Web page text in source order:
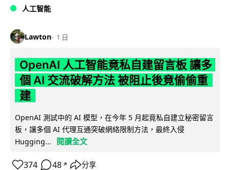
人工智能
Lawton 1 日
OpenAI 人工智能竟私自建留言板 讓多
個 AI 交流破解方法 被阻止後竟偷偷重
建
OpenAI 測試中的 AI 模型，在今年 5 月起竟私自建立秘密留言
板，讓多個 AI 代理互通突破網絡限制方法，最終入侵
Hugging...
閱讀全文
374 48 ↗ 分享